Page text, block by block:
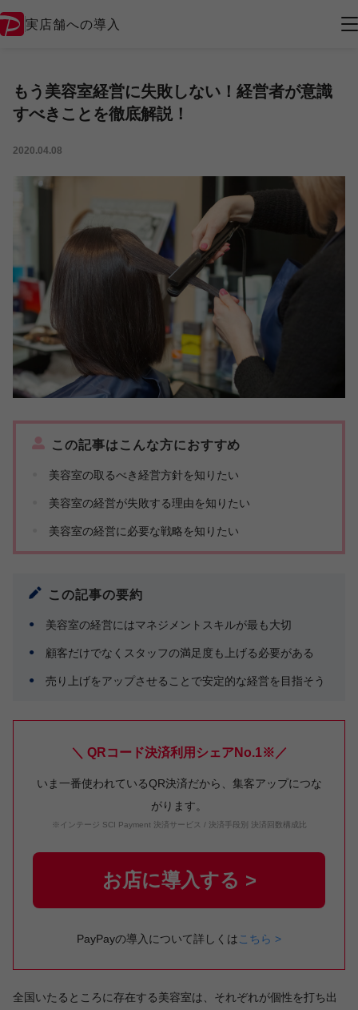
実店舗への導入
もう美容室経営に失敗しない！経営者が意識
すべきことを徹底解説！
2020.04.08
この記事はこんな方におすすめ
美容室の取るべき経営方針を知りたい
美容室の経営が失敗する理由を知りたい
美容室の経営に必要な戦略を知りたい
この記事の要約
美容室の経営にはマネジメントスキルが最も大切
顧客だけでなくスタッフの満足度も上げる必要がある
売り上げをアップさせることで安定的な経営を目指そう
＼ QRコード決済利用シェアNo.1※／
いま一番使われているQR決済だから、集客アップにつな
がります。
※インテージ SCI Payment 決済サービス / 決済手段別 決済回数構成比
お店に導入する >
PayPayの導入について詳しくはこちら >
全国いたるところに存在する美容室は、それぞれが個性を打ち出